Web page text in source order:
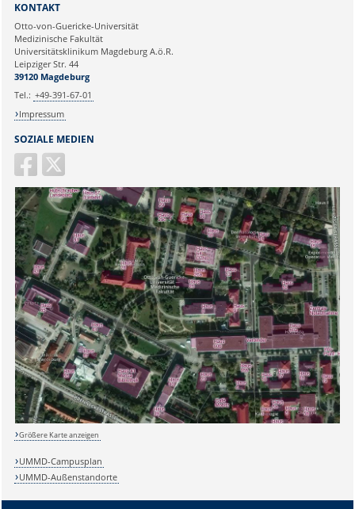
Ihre E-Mailadresse:
Ihr Anliegen:
Sicherheitsabfrage:
SOZIALE MEDIEN
KONTAKT
Otto-von-Guericke-Universität
Medizinische Fakultät
Universitätsklinikum Magdeburg A.ö.R.
Leipziger Str. 44
39120 Magdeburg
Tel.: +49-391-67-01
Impressum
Größere Karte anzeigen
UMMD-Campusplan
UMMD-Außenstandorte